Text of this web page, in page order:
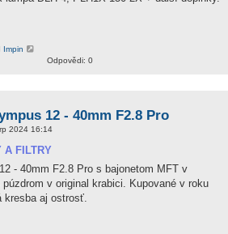
Impin
Odpovědi: 0
12 - 40mm F2.8 Pro
2024 16:14
A FILTRY
- 40mm F2.8 Pro s bajonetom MFT v
v original krabici. Kupované v roku
kresba aj ostrosť.